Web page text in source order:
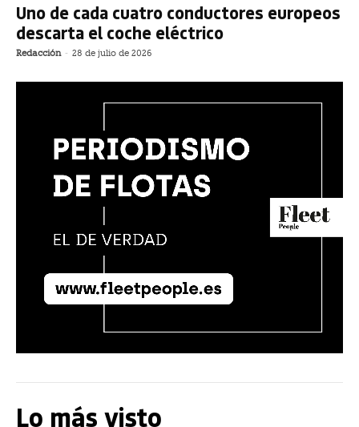
Uno de cada cuatro conductores europeos
descarta el coche eléctrico
Redacción - 28 de julio de 2026
Lo más visto